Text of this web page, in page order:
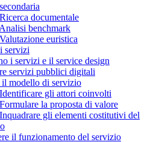
documentale
benchmark
euristica
servizi
i servizi e il service design
servizi pubblici digitali
modello di servizio
gli attori coinvolti
la proposta di valore
gli elementi costitutivi del
il funzionamento del servizio